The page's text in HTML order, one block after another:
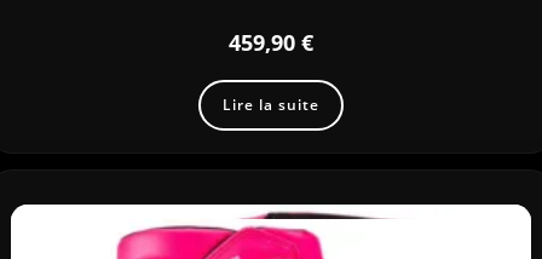
459,90 €
Lire la suite